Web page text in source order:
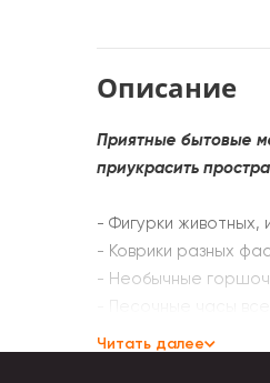
Описание
Приятные бытовые
приукрасить
- Фигурки животных,
- Коврики разных
- Необычные
- Оригинальные
Читать далее